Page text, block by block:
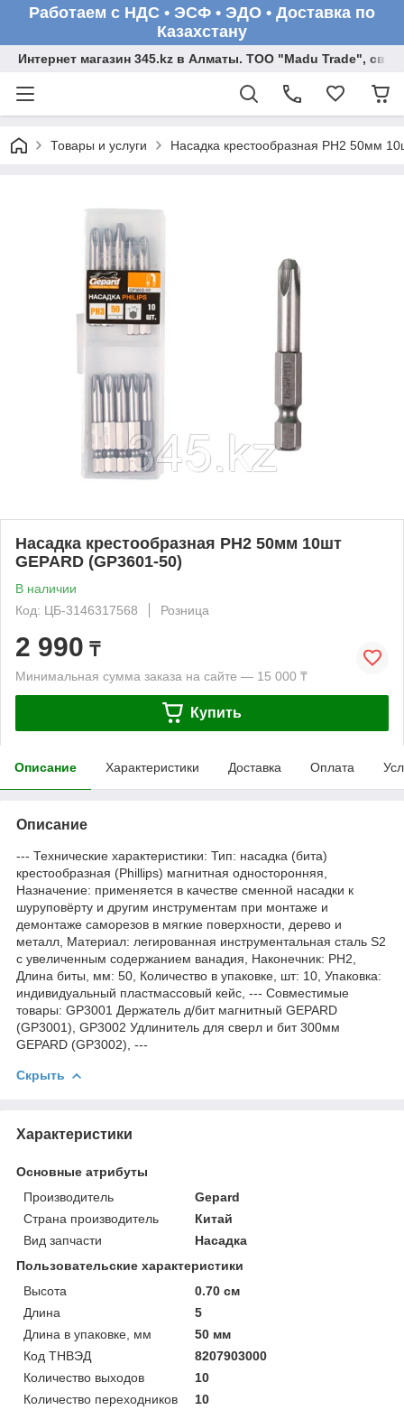
Работаем с НДС • ЭСФ • ЭДО • Доставка по
Казахстану
Интернет магазин 345.kz в Алматы. ТОО "Madu Trade",
Товары и услуги Насадка крестообразная PH2 50мм
Насадка крестообразная PH2 50мм 10шт
GEPARD (GP3601-50)
В наличии
Код: ЦБ-3146317568
Розница
2 990 ₸
Минимальная сумма заказа на сайте — 15 000 ₸
Купить
Описание Характеристики Доставка Оплата
Описание
--- Технические характеристики: Тип: насадка (бита)
крестообразная (Phillips) магнитная односторонняя,
Назначение: применяется в качестве сменной насадки к
шуруповёрту и другим инструментам при монтаже и
демонтаже саморезов в мягкие поверхности, дерево и
металл, Материал: легированная инструментальная сталь S2
с увеличенным содержанием ванадия, Наконечник: PH2,
Длина биты, мм: 50, Количество в упаковке, шт: 10, Упаковка:
индивидуальный пластмассовый кейс, --- Совместимые
товары: GP3001 Держатель д/бит магнитный GEPARD
(GP3001), GP3002 Удлинитель для сверл и бит 300мм
GEPARD (GP3002), ---
Скрыть
Характеристики
Основные атрибуты
Производитель
Gepard
Страна производитель
Китай
Вид запчасти
Насадка
Пользовательские характеристики
Высота
0.70 см
Длина
5
Длина в упаковке, мм
50 мм
Код ТНВЭД
8207903000
Количество выходов
10
Количество переходников
10